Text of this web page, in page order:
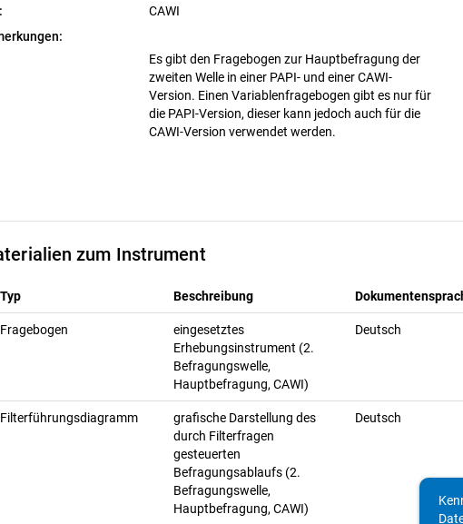
CAWI
Es gibt den Fragebogen zur Hauptbefragung der
zweiten Welle in einer PAPI- und einer CAWI-
Version. Einen Variablenfragebogen gibt es nur für
die PAPI-Version, dieser kann jedoch auch für die
CAWI-Version verwendet werden.
zum Instrument
Typ Beschreibung
Fragebogen
eingesetztes
Erhebungsinstrument (2.
Befragungswelle,
Hauptbefragung, CAWI)
Deutsch
Filterführungsdiagramm
grafische Darstellung des
durch Filterfragen
gesteuerten
Befragungsablaufs (2.
Befragungswelle,
Hauptbefragung, CAWI)
Deutsch